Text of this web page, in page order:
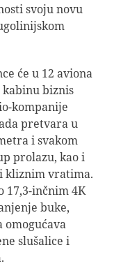
svoju novu
će u 12 aviona
biznis
kompanije
pretvara u
i svakom
prolazu, kao i
kliznim vratima.
17,3-inčnim 4K
buke,
omogućava
slušalice i